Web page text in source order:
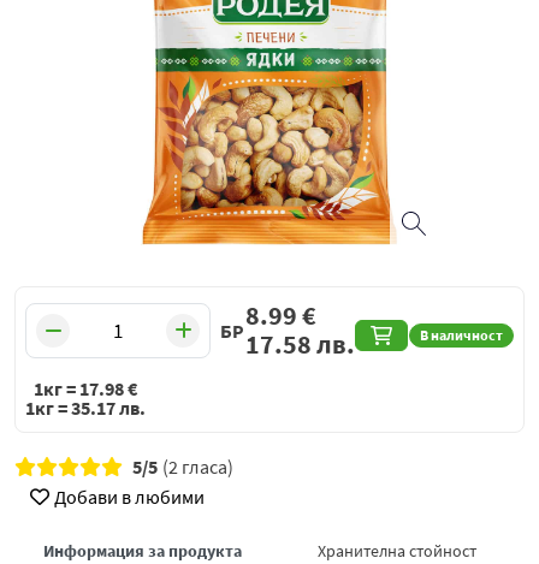
БР В наличност
8.99€
17.58лв.
1кг = 17.98€
1кг =35.17лв.
5/5 (2 гласа)
Добави в любими
Информация за продукта
Хранителна стойност